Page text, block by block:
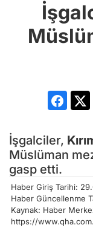
İşgalciler,
Müslüman
gasp etti.
Haber Giriş Tarihi:
Haber Güncellenme
Kaynak: Haber
https://